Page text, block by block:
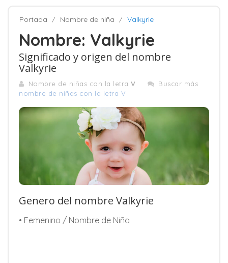
Portada Nombre de niña Valkyrie
Nombre: Valkyrie
Significado y origen del nombre
Valkyrie
Nombre de niñas con la letra V
Buscar más
nombre de niñas con la letra V
Genero del nombre Valkyrie
• Femenino / Nombre de Niña